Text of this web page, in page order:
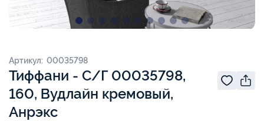
Тиффани - С/Г 00035798,
160, Вудлайн кремовый,
Анрэкс
Артикул: 00035798